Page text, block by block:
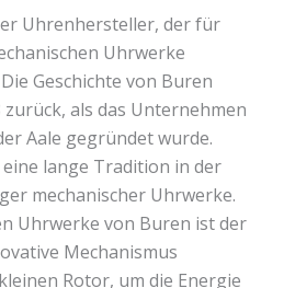
Uhrenhersteller, der für
Uhrwerke
Geschichte von Buren
als das Unternehmen
Aale gegründet wurde.
lange Tradition in der
mechanischer Uhrwerke.
Uhrwerke von Buren ist der
Mechanismus
Rotor, um die Energie